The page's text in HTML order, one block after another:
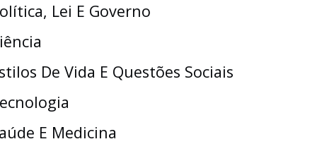
Lei E Governo
De Vida E Questões Sociais
E Medicina